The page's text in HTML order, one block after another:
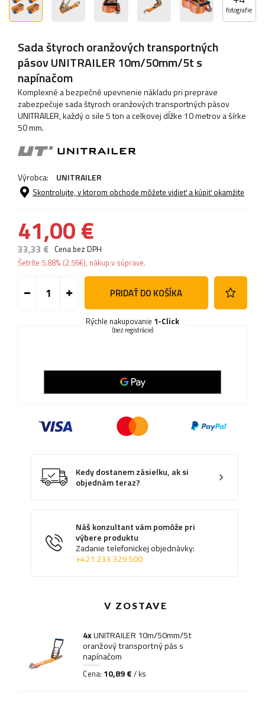
fotografie
Sada štyroch oranžových transportných
pásov UNITRAILER 10m/50mm/5t s
napínačom
Komplexné a bezpečné upevnenie nákladu pri preprave
zabezpečuje sada štyroch oranžových transportných pásov
UNITRAILER, každý o sile 5 ton a celkovej dĺžke 10 metrov a šírke
50 mm.
Výrobca: UNITRAILER
Skontrolujte, v ktorom obchode môžete vidieť a kúpiť okamžite
41,00 €
33,33 € Cena bez DPH
Šetríte 5.88% (2.56€), nákup v súprave.
PRIDAŤ DO KOŠÍKA
Rýchle nakupovanie 1-Click
(bez registrácie)
Kedy dostanem zásielku, ak si
objednám teraz?
Náš konzultant vám pomôže pri
výbere produktu
Zadanie telefonickej objednávky:
+421 233 329 500
V ZOSTAVE
4xUNITRAILER 10m/50mm/5t
oranžový transportný pás s
napínačom
Cena: 10,89 € / ks